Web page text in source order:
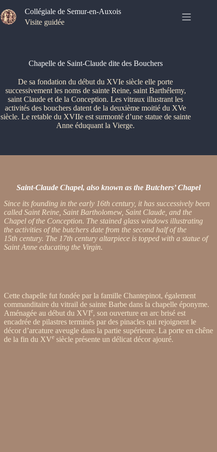
au
contenu
Collégiale de Semur-en-Auxois
Visite guidée
Chapelle de Saint-Claude dite des Bouchers
De sa fondation du début du XVIe siècle elle porte
successivement les noms de sainte Reine, saint Barthélemy,
saint Claude et de la Conception. Les vitraux illustrant les
activités des bouchers datent de la deuxième moitié du XVe
siècle. Le retable du XVIIe est surmonté d’une statue de sainte
Anne éduquant la Vierge.
Saint-Claude Chapel, also known as the Butchers’ Chapel
Since its founding in the early 16th century, it has successively been
called Saint Reine, Saint Bartholomew, Saint Claude, and the
Chapel of the Conception. The stained glass windows illustrating
the activities of the butchers date from the second half of the
15th century. The 17th century altarpiece is topped with a statue of
Saint Anne educating the Virgin.
Cette chapelle fut fondée par la famille Chantepinot, également
commanditaire du vitrail de sainte Barbe dans la chapelle éponyme.
Aménagée au début du XVIe, son ouverture en arc brisé est
encadrée de pilastres terminés par des pinacles qui rejoignent le
décor d’arcature aveugle dans la partie supérieure. La porte en chêne
de la fin du XVe siècle présente un délicat décor ajouré.